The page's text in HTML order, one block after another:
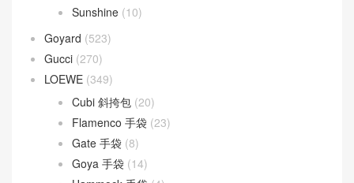
Sunshine (10)
Goyard (523)
Gucci (270)
LOEWE (349)
Cubi 斜挎包 (20)
Flamenco 手袋 (23)
Gate 手袋 (8)
Goya 手袋 (14)